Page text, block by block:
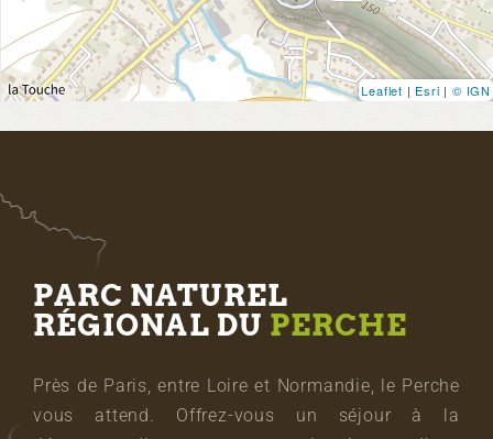
Leaflet | Esri | © IGN
PARC NATUREL
RÉGIONAL DU PERCHE
Près de Paris, entre Loire et Normandie, le Perche
vous attend. Offrez-vous un séjour à la